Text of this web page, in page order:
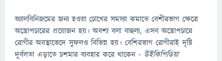
অ্যালবিনিজমের জন্য হওয়া চোখের সমস্যা কমাতে বেশীরভাগ ক্ষেত্রে
অস্ত্রোপচারের প্রয়োজন হয়। অবশ্য বলা বাহুল্য, এসব অস্ত্রোপচারে
রোগীর অবস্থাভেদে সুফলও বিভিন্ন হয়। বেশিরভাগ রোগীরাই দৃষ্টি
দূর্বলতা এড়াতে চশমার ব্যবহার করে থাকেন - উইকিপিডিয়া